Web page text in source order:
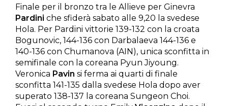
Finale per il bronzo tra le Allieve per Ginevra
Pardini che sfiderà sabato alle 9,20 la svedese
Hola. Per Pardini vittorie 139-132 con la croata
Bogunovic, 144-136 con Darbalaeva 144-136 e
140-136 con Chumanova (AIN), unica sconfitta in
semifinale con la coreana Pyun Jiyoung.
Veronica Pavin si ferma ai quarti di finale
sconfitta 141-135 dalla svedese Hola dopo aver
superato 138-137 la coreana Sungeon Choi.